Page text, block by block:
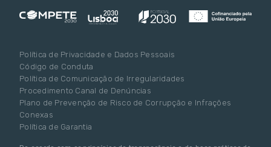
Política de Privacidade e Dados Pessoais
Código de Conduta
Política de Comunicação de Irregularidades
Procedimento Canal de Denúncias
Plano de Prevenção de Risco de Corrupção e Infrações
Conexas
Política de Garantia